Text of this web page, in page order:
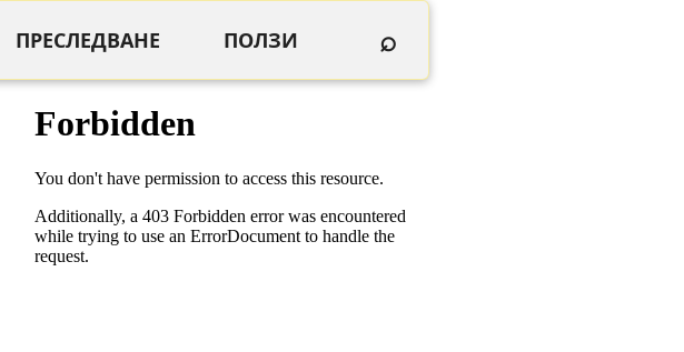
ПРЕСЛЕДВАНЕ ПОЛЗИ ⌕